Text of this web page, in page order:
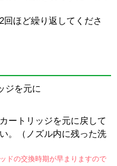
ほど繰り返してくださ
ートリッジを元に戻して
。（ノズル内に残った洗
ドの交換時期が早まりますので